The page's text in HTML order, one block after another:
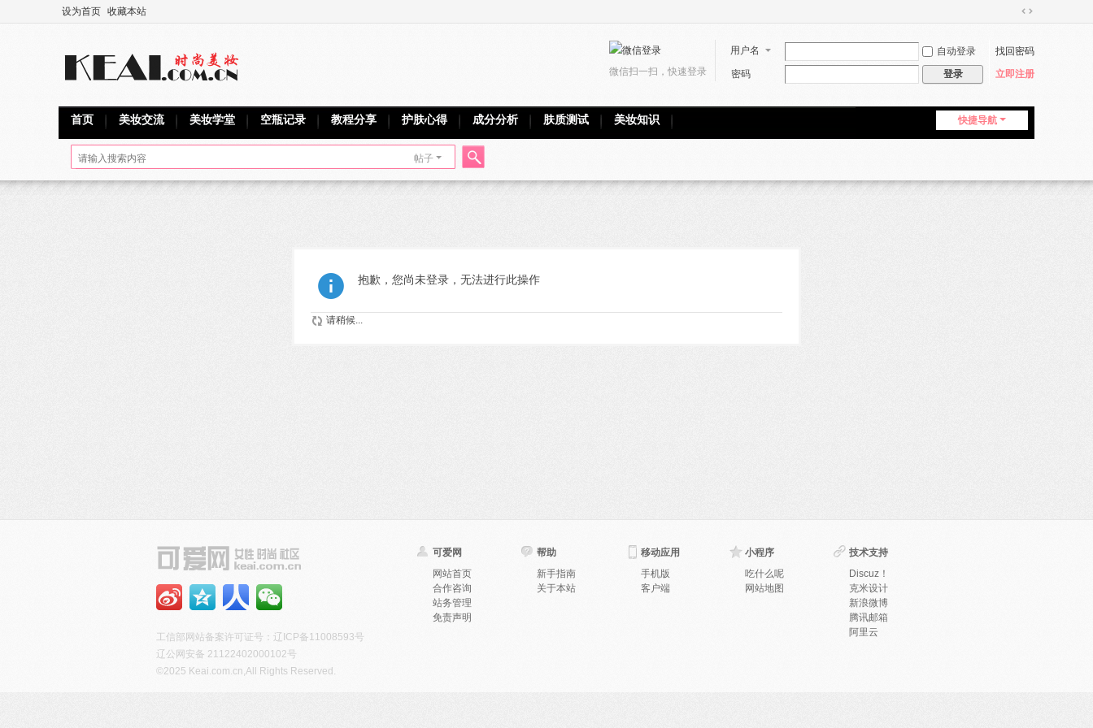
设为首页 收藏本站
切
到
宽
用户名 自动登录
找回密码
密码
登录 立即注册
微信扫一扫，快速登录
快捷导航
首页 美妆交流 美妆学堂 空瓶记录 教程分享 护肤心得 成分分析 肤质测试 美妆知识
帖子
搜
抱歉，您尚未登录，无法进行此操作
请稍候...
工信部网站备案许可证号： 辽ICP备11008593号
辽公网安备 21122402000102号
©2025 Keai.com.cn,All Rights Reserved.
可爱网
网站首页
合作咨询
站务管理
免责声明
帮助
新手指南
关于本站
移动应用
手机版
客户端
小程序
吃什么呢
网站地图
技术支持
Discuz！
克米设计
新浪微博
腾讯邮箱
阿里云